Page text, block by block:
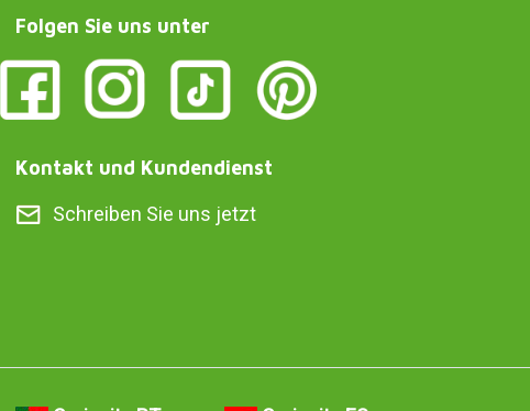
Folgen Sie uns unter
Kontakt und Kundendienst
Schreiben Sie uns jetzt